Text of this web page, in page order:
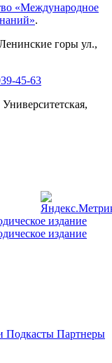
«Международное
.
горы ул.,
45-63
Подкасты Партнеры